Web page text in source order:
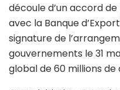
découle d’un accord
avec la Banque
signature de
gouvernements le 31
global de 60 millions de